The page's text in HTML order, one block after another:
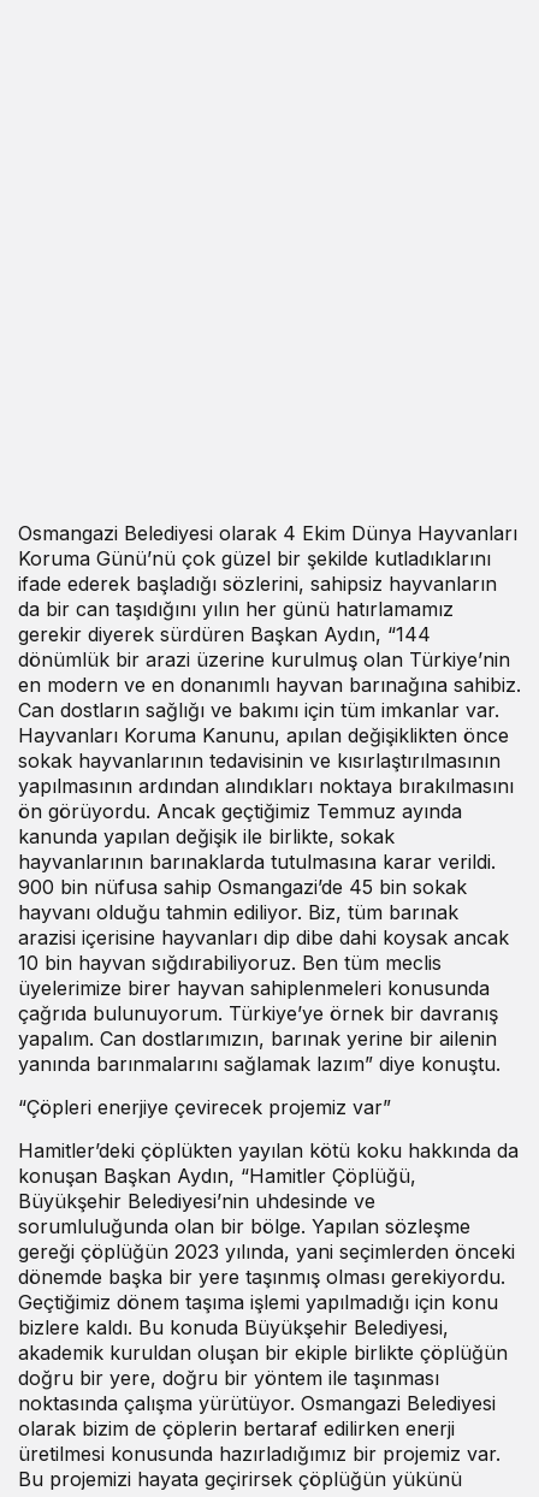
Osmangazi Belediyesi olarak 4 Ekim Dünya Hayvanları
Koruma Günü’nü çok güzel bir şekilde kutladıklarını
ifade ederek başladığı sözlerini, sahipsiz hayvanların
da bir can taşıdığını yılın her günü hatırlamamız
gerekir diyerek sürdüren Başkan Aydın, “144
dönümlük bir arazi üzerine kurulmuş olan Türkiye’nin
en modern ve en donanımlı hayvan barınağına sahibiz.
Can dostların sağlığı ve bakımı için tüm imkanlar var.
Hayvanları Koruma Kanunu, apılan değişiklikten önce
sokak hayvanlarının tedavisinin ve kısırlaştırılmasının
yapılmasının ardından alındıkları noktaya bırakılmasını
ön görüyordu. Ancak geçtiğimiz Temmuz ayında
kanunda yapılan değişik ile birlikte, sokak
hayvanlarının barınaklarda tutulmasına karar verildi.
900 bin nüfusa sahip Osmangazi’de 45 bin sokak
hayvanı olduğu tahmin ediliyor. Biz, tüm barınak
arazisi içerisine hayvanları dip dibe dahi koysak ancak
10 bin hayvan sığdırabiliyoruz. Ben tüm meclis
üyelerimize birer hayvan sahiplenmeleri konusunda
çağrıda bulunuyorum. Türkiye’ye örnek bir davranış
yapalım. Can dostlarımızın, barınak yerine bir ailenin
yanında barınmalarını sağlamak lazım” diye konuştu.
“Çöpleri enerjiye çevirecek projemiz var”
Hamitler’deki çöplükten yayılan kötü koku hakkında da
konuşan Başkan Aydın, “Hamitler Çöplüğü,
Büyükşehir Belediyesi’nin uhdesinde ve
sorumluluğunda olan bir bölge. Yapılan sözleşme
gereği çöplüğün 2023 yılında, yani seçimlerden önceki
dönemde başka bir yere taşınmış olması gerekiyordu.
Geçtiğimiz dönem taşıma işlemi yapılmadığı için konu
bizlere kaldı. Bu konuda Büyükşehir Belediyesi,
akademik kuruldan oluşan bir ekiple birlikte çöplüğün
doğru bir yere, doğru bir yöntem ile taşınması
noktasında çalışma yürütüyor. Osmangazi Belediyesi
olarak bizim de çöplerin bertaraf edilirken enerji
üretilmesi konusunda hazırladığımız bir projemiz var.
Bu projemizi hayata geçirirsek çöplüğün yükünü